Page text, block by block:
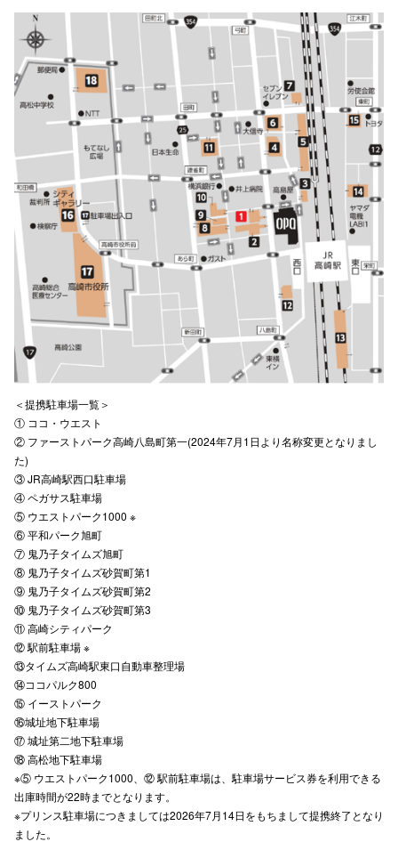
＜提携駐車場一覧＞
① ココ・ウエスト
② ファーストパーク高崎八島町第一(2024年7月1日より名称変更となりまし
た)
③ JR高崎駅西口駐車場
④ ペガサス駐車場
⑤ ウエストパーク1000 ※
⑥ 平和パーク旭町
⑦ 鬼乃子タイムズ旭町
⑧ 鬼乃子タイムズ砂賀町第1
⑨ 鬼乃子タイムズ砂賀町第2
⑩ 鬼乃子タイムズ砂賀町第3
⑪ 高崎シティパーク
⑫ 駅前駐車場 ※
⑬タイムズ高崎駅東口自動車整理場
⑭ココパルク800
⑮ イーストパーク
⑯城址地下駐車場
⑰ 城址第二地下駐車場
⑱ 高松地下駐車場
※⑤ ウエストパーク1000、⑫ 駅前駐車場は、駐車場サービス券を利用できる
出庫時間が22時までとなります。
※プリンス駐車場につきましては2026年7月14日をもちまして提携終了となり
ました。